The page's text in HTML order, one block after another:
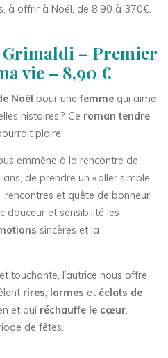
à offrir à Noël, de 8,90 à 370€.
– Premier
vie – 8,90 €
Noël pour unefemme qui aime
histoires ? Ce roman tendre
plaire.
emmène à la rencontre de
de prendre un « aller simple
rencontres et quête de bonheur,
douceur et sensibilité les
sincères et la
et touchante, l’autrice nous offre
rires, larmes et éclats de
et qui réchauffe le cœur,
de fêtes.